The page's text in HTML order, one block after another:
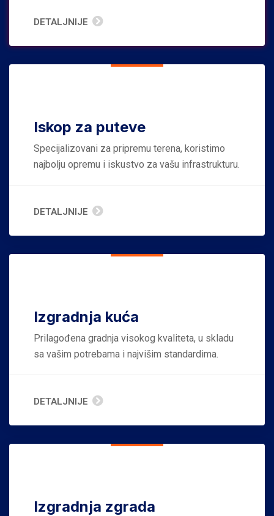
DETALJNIJE
Iskop za puteve
Specijalizovani za pripremu terena, koristimo
najbolju opremu i iskustvo za vašu infrastrukturu.
DETALJNIJE
Izgradnja kuća
Prilagođena gradnja visokog kvaliteta, u skladu
sa vašim potrebama i najvišim standardima.
DETALJNIJE
Izgradnja zgrada